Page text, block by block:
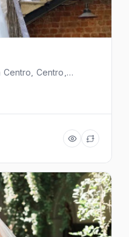
Centro, Centro,